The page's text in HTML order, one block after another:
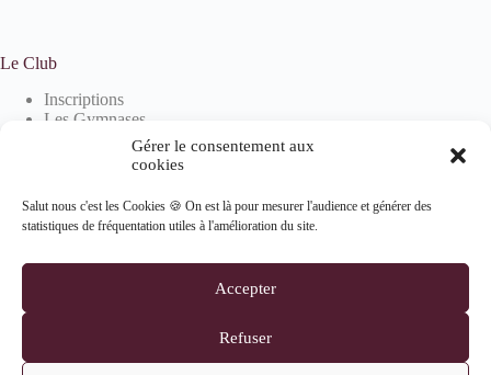
Gérer le consentement aux
cookies
Salut nous c'est les Cookies 🍪 On est là pour mesurer l'audience et générer des
statistiques de fréquentation utiles à l'amélioration du site.
Accepter
Refuser
Le Club
Inscriptions
Les Gymnases
Devenir partenaire
Informations
Mentions Légales
Politique de confidentialité
Suivez-nous